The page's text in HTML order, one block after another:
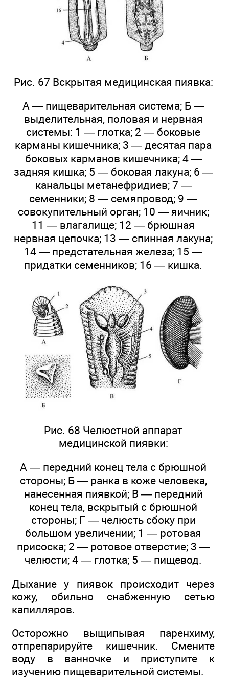
Рис. 67 Вскрытая медицинская пиявка:
А — пищеварительная система; Б —
выделительная, половая и нервная
системы: 1 — глотка; 2 — боковые
карманы кишечника; 3 — десятая пара
боковых карманов кишечника; 4 —
задняя кишка; 5 — боковая лакуна; 6 —
канальцы метанефридиев; 7 —
семенники; 8 — семяпровод; 9 —
совокупительный орган; 10 — яичник;
11 — влагалище; 12 — брюшная
нервная цепочка; 13 — спинная лакуна;
14 — предстательная железа; 15 —
придатки семенников; 16 — кишка.
Рис. 68 Челюстной аппарат
медицинской пиявки:
А — передний конец тела с брюшной
стороны; Б — ранка в коже человека,
нанесенная пиявкой; В — передний
конец тела, вскрытый с брюшной
стороны; Г — челюсть сбоку при
большом увеличении; 1 — ротовая
присоска; 2 — ротовое отверстие; 3 —
челюсти; 4 — глотка; 5 — пищевод.
Дыхание у пиявок происходит через
кожу, обильно снабженную сетью
капилляров.
Осторожно выщипывая паренхиму,
отпрепарируйте кишечник. Смените
воду в ванночке и приступите к
изучению пищеварительной системы.